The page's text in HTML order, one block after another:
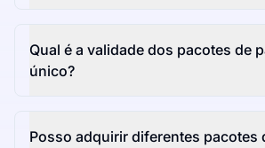
Qual é a validade dos pacotes de
único?
Posso adquirir diferentes pacotes